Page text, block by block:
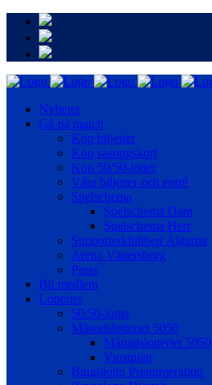
Nyheter
Gå på match
Köp biljetter
Köp säsongskort
Köp 50/50-lotter
Våra biljetter och entré
Spelschema
Spelschema Dam
Spelschema Herr
Supporterklubben Älgarna
Arena Vänersborg
Press
Bli medlem
Lotterier
50/50-lotter
Månadslotteriet 5050
Månadslotteriet 5050
Vinstplan
Bingolotto Prenumeration